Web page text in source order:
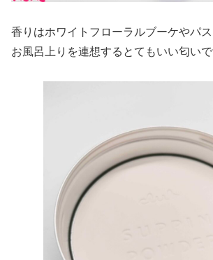
香りはホワイトフローラルブーケやパス
お風呂上りを連想するとてもいい匂いで